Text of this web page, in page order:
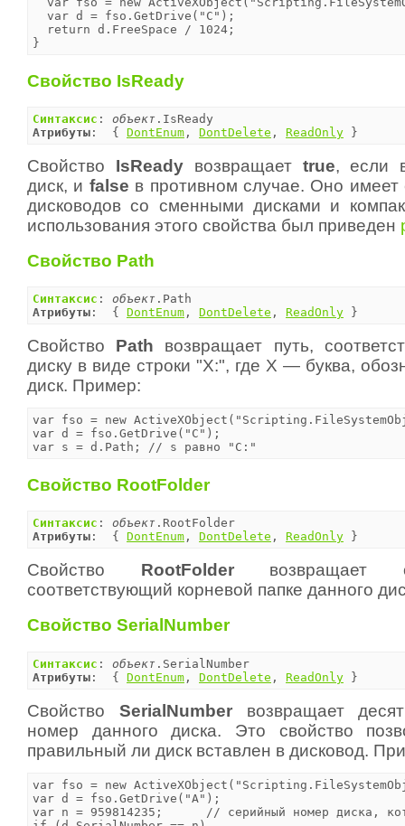
  var d = fso.GetDrive("C");
  return d.FreeSpace / 1024;
}
Свойство IsReady
Синтаксис : объект
Атрибуты :  { DontEnum , DontDelete , ReadOnly }
Свойство IsReadyвозвращает true, если
диск, и false в противном случае. Оно имеет
дисководов со сменными дисками и
использования этого свойства был приведен
Свойство Path
Синтаксис : объект
Атрибуты :  { DontEnum , DontDelete , ReadOnly }
Свойство Path возвращает путь,
диску в виде строки "X:", где X — буква,
диск. Пример:
var fso = new
var d = fso.GetDrive("C");
var s = d.Path;	// s равно "C:"
Свойство RootFolder
Синтаксис : объект
Атрибуты :  { DontEnum , DontDelete , ReadOnly }
Свойство RootFolderвозвращает
соответствующий корневой папке данного
Свойство SerialNumber
Синтаксис : объект
Атрибуты :  { DontEnum , DontDelete , ReadOnly }
Свойство SerialNumberвозвращает
номер данного диска. Это свойство
правильный ли диск вставлен в дисковод.
var fso = new
var d = fso.GetDrive("A");
var n = 959814235;	// серийный номер диска, который должен быть в дисководе A